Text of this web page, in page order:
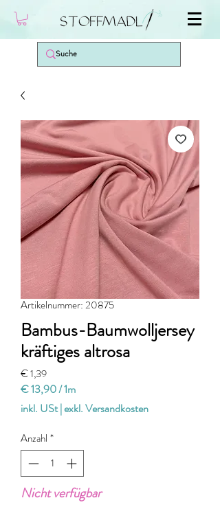
Artikelnummer: 20875
Bambus-Baumwolljersey
kräftiges altrosa
€ 1,39Preis
€ 13,90/1m
€ 13,90
pro
1
Meter
inkl. USt|exkl. Versandkosten
Anzahl *
Nicht verfügbar